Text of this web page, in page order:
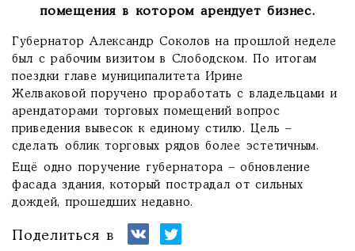
помещения в котором арендует бизнес.
Губернатор Александр Соколов на прошлой неделе
был с рабочим визитом в Слободском. По итогам
поездки главе муниципалитета Ирине
Желваковой поручено проработать с владельцами и
арендаторами торговых помещений вопрос
приведения вывесок к единому стилю. Цель –
сделать облик торговых рядов более эстетичным.
Ещё одно поручение губернатора – обновление
фасада здания, который пострадал от сильных
дождей, прошедших недавно.
Поделиться в